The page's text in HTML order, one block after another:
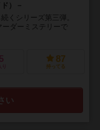
）－
くシリーズ第三弾。
ダーミステリーで
87
持ってる
い